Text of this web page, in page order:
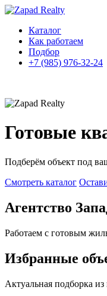
Каталог
Как работаем
Подбор
+7 (985) 976-32-24
Готовые
Подберём объект под
Смотреть каталог
Агентство
Работаем с готовым
Избранные
Актуальная подборка